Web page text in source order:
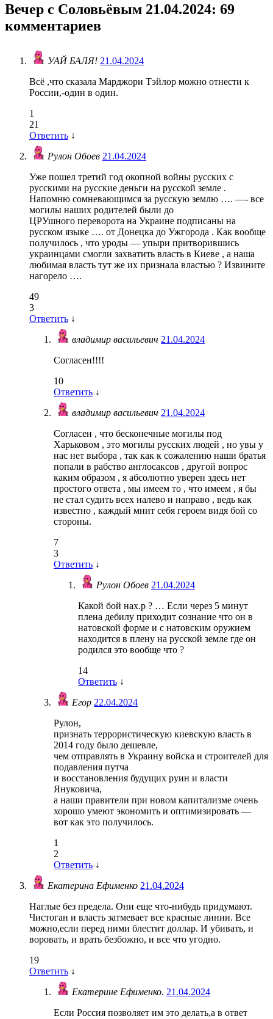
Вечер с Соловьёвым 21.04.2024: 69
комментариев
УАЙ БАЛЯ! 21.04.2024
Всё ,что сказала Марджори Тэйлор можно отнести к
России,-один в один.
1
21
Ответить ↓
Рулон Обоев 21.04.2024
Уже пошел третий год окопной войны русских с
русскими на русские деньги на русской земле .
Напомню сомневающимся за русскую землю …. —- все
могилы наших родителей были до
ЦРУшного переворота на Украине подписаны на
русском языке …. от Донецка до Ужгорода . Как вообще
получилось , что уроды — упыри притворившись
украинцами смогли захватить власть в Киеве , а наша
любимая власть тут же их признала властью ? Извините
нагорело ….
49
3
Ответить ↓
владимир васильевич 21.04.2024
Согласен!!!!
10
Ответить ↓
владимир васильевич 21.04.2024
Согласен , что бесконечные могилы под
Харьковом , это могилы русских людей , но увы у
нас нет выбора , так как к сожалению наши братья
попали в рабство англосаксов , другой вопрос
каким образом , я абсолютно уверен здесь нет
простого ответа , мы имеем то , что имеем , я бы
не стал судить всех налево и направо , ведь как
известно , каждый мнит себя героем видя бой со
стороны.
7
3
Ответить ↓
Рулон Обоев 21.04.2024
Какой бой нах.р ? … Если через 5 минут
плена дебилу приходит сознание что он в
натовской форме и с натовским оружием
находится в плену на русской земле где он
родился это вообще что ?
14
Ответить ↓
Егор 22.04.2024
Рулон,
признать террористическую киевскую власть в
2014 году было дешевле,
чем отправлять в Украину войска и строителей для
подавления путча
и восстановления будущих руин и власти
Януковича,
а наши правители при новом капитализме очень
хорошо умеют экономить и оптимизировать —
вот как это получилось.
1
2
Ответить ↓
Екатерина Ефименко 21.04.2024
Наглые без предела. Они еще что-нибудь придумают.
Чистоган и власть затмевает все красные линии. Все
можно,если перед ними блестит доллар. И убивать, и
воровать, и врать безбожно, и все что угодно.
19
Ответить ↓
Екатерине Ефименко. 21.04.2024
Если Россия позволяет им это делать,а в ответ